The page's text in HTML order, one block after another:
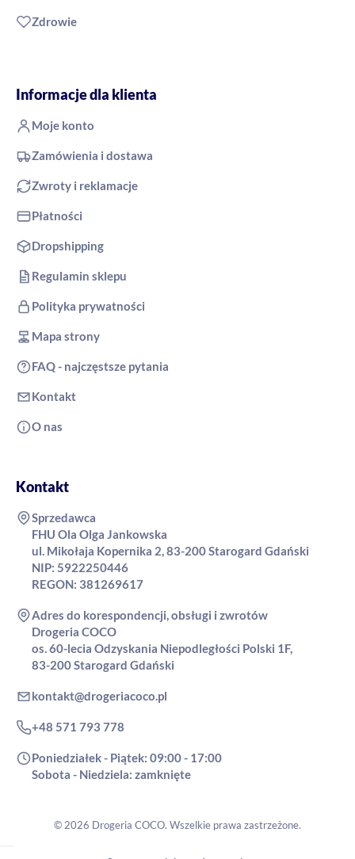
Zdrowie
Informacje dla klienta
Moje konto
Zamówienia i dostawa
Zwroty i reklamacje
Płatności
Dropshipping
Regulamin sklepu
Polityka prywatności
Mapa strony
FAQ - najczęstsze pytania
Kontakt
O nas
Kontakt
Sprzedawca
FHU Ola Olga Jankowska
ul. Mikołaja Kopernika 2, 83-200 Starogard Gdański
NIP: 5922250446
REGON: 381269617
Adres do korespondencji, obsługi i zwrotów
Drogeria COCO
os. 60-lecia Odzyskania Niepodległości Polski 1F,
83-200 Starogard Gdański
kontakt@drogeriacoco.pl
+48 571 793 778
Poniedziałek - Piątek: 09:00 - 17:00
Sobota - Niedziela: zamknięte
© 2026 Drogeria COCO. Wszelkie prawa zastrzeżone.